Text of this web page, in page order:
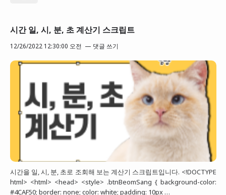
시간 일, 시, 분, 초 계산기 스크립트
12/26/2022 12:30:00 오전 댓글 쓰기
시간을 일, 시, 분, 초로 조회해 보는 계산기 스크립트입니다. <!DOCTYPE
html> <html> <head> <style> .btnBeomSang { background-color:
#4CAF50; border: none; color: white; padding: 10px …